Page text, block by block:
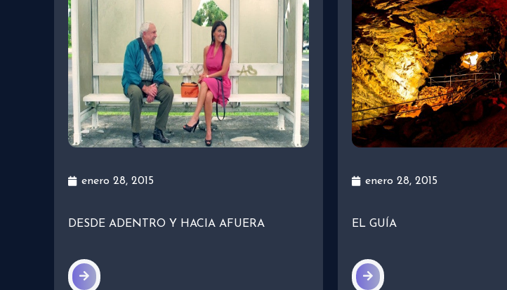
enero 28, 2015
DESDE ADENTRO Y HACIA AFUERA
enero 28, 2015
EL GUÍA